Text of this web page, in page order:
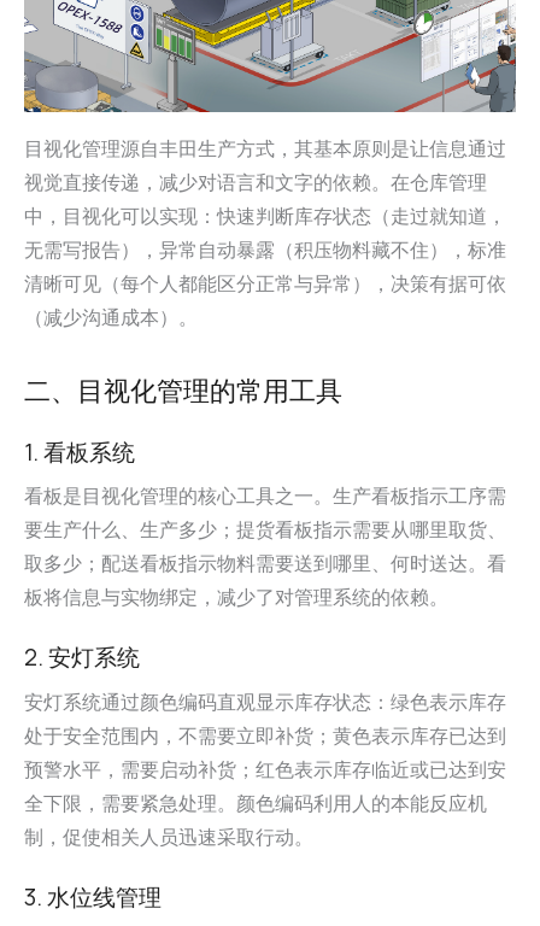
目视化管理源自丰田生产方式，其基本原则是让信息通过
视觉直接传递，减少对语言和文字的依赖。在仓库管理
中，目视化可以实现：快速判断库存状态（走过就知道，
无需写报告），异常自动暴露（积压物料藏不住），标准
清晰可见（每个人都能区分正常与异常），决策有据可依
（减少沟通成本）。
二、目视化管理的常用工具
1. 看板系统
看板是目视化管理的核心工具之一。生产看板指示工序需
要生产什么、生产多少；提货看板指示需要从哪里取货、
取多少；配送看板指示物料需要送到哪里、何时送达。看
板将信息与实物绑定，减少了对管理系统的依赖。
2. 安灯系统
安灯系统通过颜色编码直观显示库存状态：绿色表示库存
处于安全范围内，不需要立即补货；黄色表示库存已达到
预警水平，需要启动补货；红色表示库存临近或已达到安
全下限，需要紧急处理。颜色编码利用人的本能反应机
制，促使相关人员迅速采取行动。
3. 水位线管理